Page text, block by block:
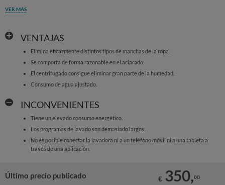
VER MÁS
VENTAJAS
Elimina eficazmente distintos tipos de manchas de la ropa.
Se comporta de forma razonable en el aclarado.
El centrifugado consigue eliminar gran parte de la humedad.
Consumo de agua ajustado.
INCONVENIENTES
Tiene un elevado consumo energético.
Los programas de lavado son demasiado largos.
No es posible conectar la lavadora ni a un teléfono móvil ni a una tableta a
través de una aplicación.
Último precio publicado € 350,00